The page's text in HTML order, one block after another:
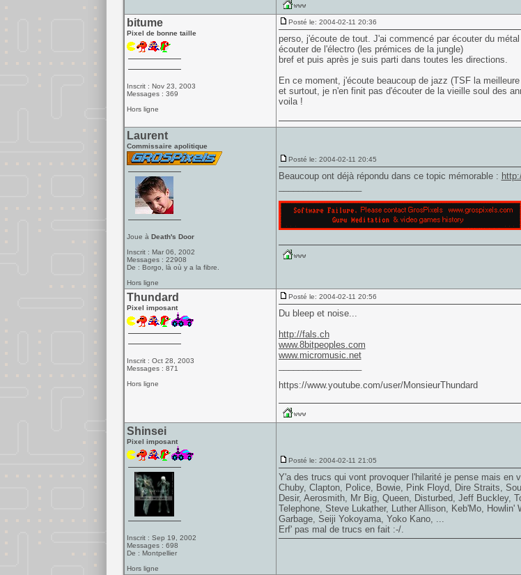
bitume
Pixel de bonne taille
Inscrit : Nov 23, 2003
Messages : 369
Hors ligne
Posté le: 2004-02-11 20:36
perso, j'écoute de tout. J'ai commencé par écouter du
écouter de l'électro (les prémices de la jungle)
bref et puis après je suis parti dans toutes les directions.
En ce moment, j'écoute beaucoup de jazz (TSF la
et surtout, je n'en finit pas d'écouter de la vieille soul des
voila !
Laurent
Commissaire apolitique
Joue à Death's Door
Inscrit : Mar 06, 2002
Messages : 22908
De : Borgo, là où y a la fibre.
Hors ligne
Posté le: 2004-02-11 20:45
Beaucoup ont déjà répondu dans ce topic mémorable :
Thundard
Pixel imposant
Inscrit : Oct 28, 2003
Messages : 871
Hors ligne
Posté le: 2004-02-11 20:56
Du bleep et noise...
http://fals.ch
www.8bitpeoples.com
www.micromusic.net
https://www.youtube.com/user/MonsieurThundard
Shinsei
Pixel imposant
Inscrit : Sep 19, 2002
Messages : 698
De : Montpellier
Hors ligne
Posté le: 2004-02-11 21:05
Y'a des trucs qui vont provoquer l'hilarité je pense mais
Chuby, Clapton, Police, Bowie, Pink Floyd, Dire Straits,
Desir, Aerosmith, Mr Big, Queen, Disturbed, Jeff Buckley,
Telephone, Steve Lukather, Luther Allison, Keb'Mo,
Garbage, Seiji Yokoyama, Yoko Kano, ...
Erf' pas mal de trucs en fait :-/.